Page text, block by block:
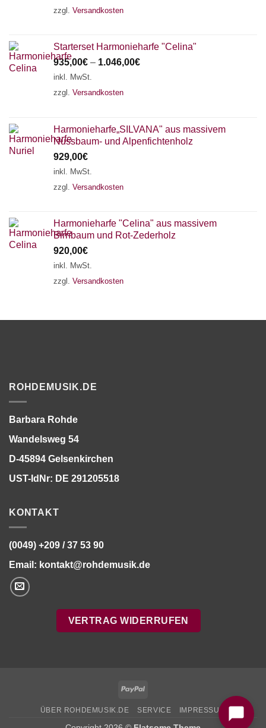
zzgl. Versandkosten
Starterset Harmonieharfe "Celina"
935,00€ – 1.046,00€
inkl. MwSt.
zzgl. Versandkosten
Harmonieharfe„SILVANA" aus massivem
Nussbaum- und Alpenfichtenholz
929,00€
inkl. MwSt.
zzgl. Versandkosten
Harmonieharfe "Celina" aus massivem
Birnbaum und Rot-Zederholz
920,00€
inkl. MwSt.
zzgl. Versandkosten
ROHDEMUSIK.DE
Barbara Rohde
Wandelsweg 54
D-45894 Gelsenkirchen
UST-IdNr: DE 291205518
KONTAKT
(0049) +209 / 37 53 90
Email: kontakt@rohdemusik.de
VERTRAG WIDERRUFEN
PayPal
ÜBER ROHDEMUSIK.DE SERVICE IMPRESSUM